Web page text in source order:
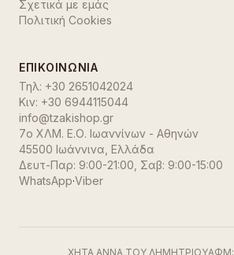
Σχετικά με εμάς
Πολιτική Cookies
ΕΠΙΚΟΙΝΩΝΊΑ
Τηλ: +30 2651042024
Κιν: +30 6944115044
info@tzakishop.gr
7ο ΧΛΜ. Ε.Ο. Ιωαννίνων - Αθηνών
45500 Ιωάννινα Ελλάδα
Δευτ-Παρ: 9:00-21:00, Σαβ: 9:00-15:00
WhatsApp·Viber
ΧΗΤΑ ΑΝΝΑ ΤΟΥ ΔΗΜΗΤΡΙΟΥΑΦΜ: